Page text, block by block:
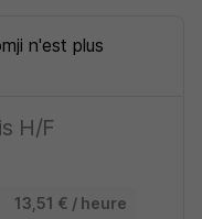
n'est plus
H/F
13,51 € / heure